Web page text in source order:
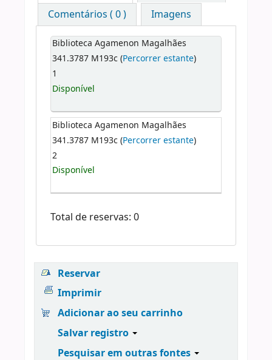
Comentários ( 0 )
Imagens
Biblioteca Agamenon Magalhães
341.3787 M193c (Percorrer estante)
1
Disponível
Biblioteca Agamenon Magalhães
341.3787 M193c (Percorrer estante)
2
Disponível
Total de reservas: 0
Reservar
Imprimir
Adicionar ao seu carrinho
Salvar registro
Pesquisar em outras fontes